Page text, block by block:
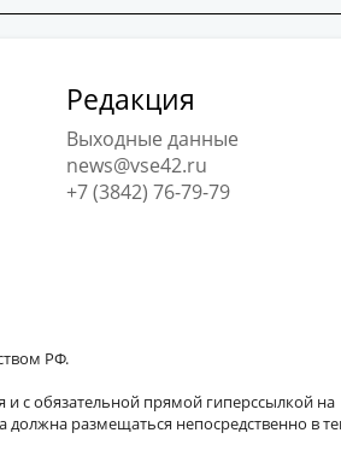
Редакция
Выходные данные
news@vse42.ru
+7 (3842) 76-79-79
РФ.
и с обязательной прямой гиперссылкой на
должна размещаться непосредственно в